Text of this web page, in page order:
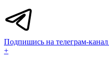
Подпишись на телеграм-
+